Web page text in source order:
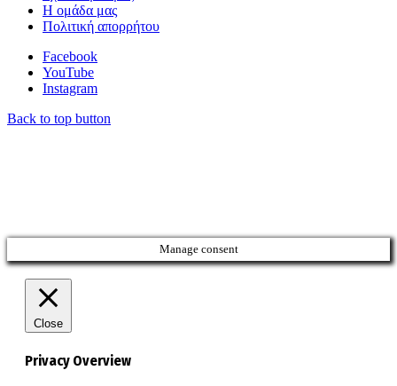
Η ομάδα μας
Πολιτική απορρήτου
Facebook
YouTube
Instagram
Back to top button
Manage consent
Close
Privacy Overview